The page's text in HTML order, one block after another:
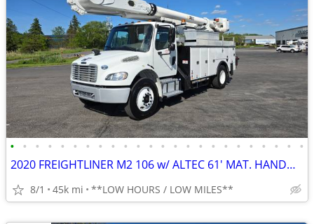
• • • • • • • • • • • • • • • • • • • • • • • •
2020 FREIGHTLINER M2 106 w/ ALTEC 61' MAT. HAND🌲 INSULATED⚡O.C. BOOM
8/1 45k mi **LOW HOURS / LOW MILES**